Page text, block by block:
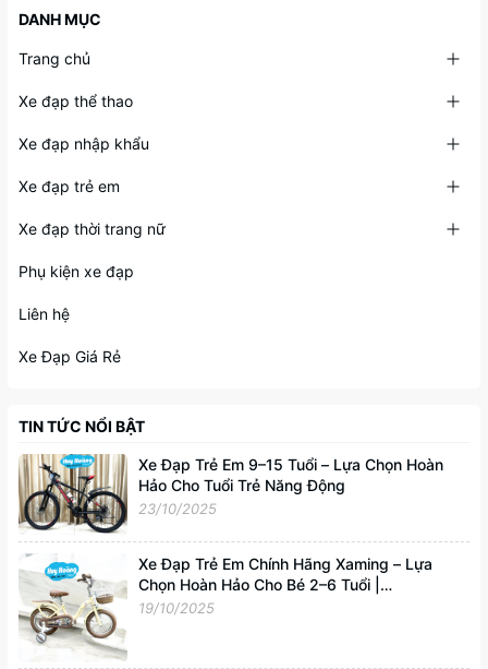
DANH MỤC
Trang chủ
Xe đạp thể thao
Xe đạp nhập khẩu
Xe đạp trẻ em
Xe đạp thời trang nữ
Phụ kiện xe đạp
Liên hệ
Xe Đạp Giá Rẻ
TIN TỨC NỔI BẬT
Xe Đạp Trẻ Em 9–15 Tuổi – Lựa Chọn Hoàn
Hảo Cho Tuổi Trẻ Năng Động
23/10/2025
Xe Đạp Trẻ Em Chính Hãng Xaming – Lựa
Chọn Hoàn Hảo Cho Bé 2–6 Tuổi |
Xedapvip.com
19/10/2025